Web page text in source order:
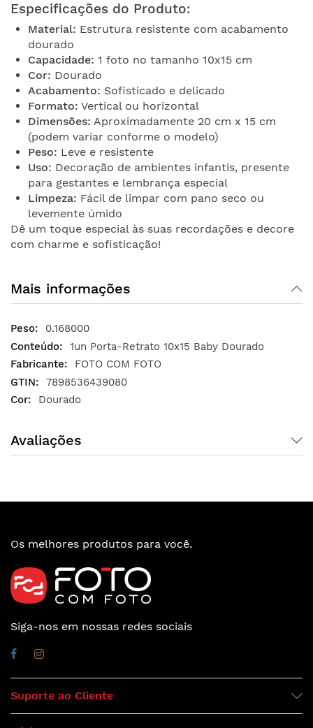
Especificações do Produto:
Material: Estrutura resistente com acabamento
dourado
Capacidade: 1 foto no tamanho 10x15 cm
Cor: Dourado
Acabamento: Sofisticado e delicado
Formato: Vertical ou horizontal
Dimensões: Aproximadamente 20 cm x 15 cm
(podem variar conforme o modelo)
Peso: Leve e resistente
Uso: Decoração de ambientes infantis, presente
para gestantes e lembrança especial
Limpeza: Fácil de limpar com pano seco ou
levemente úmido
Dê um toque especial às suas recordações e decore
com charme e sofisticação!
Mais informações
0.168000
1un Porta-Retrato 10x15 Baby Dourado
FOTO COM FOTO
7898536439080
Dourado
Avaliações
Os melhores produtos para você.
Siga-nos em nossas redes sociais
Suporte ao Cliente